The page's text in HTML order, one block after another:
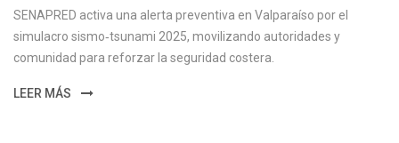
SENAPRED activa una alerta preventiva en Valparaíso por el
simulacro sismo‑tsunami 2025, movilizando autoridades y
comunidad para reforzar la seguridad costera.
LEER MÁS